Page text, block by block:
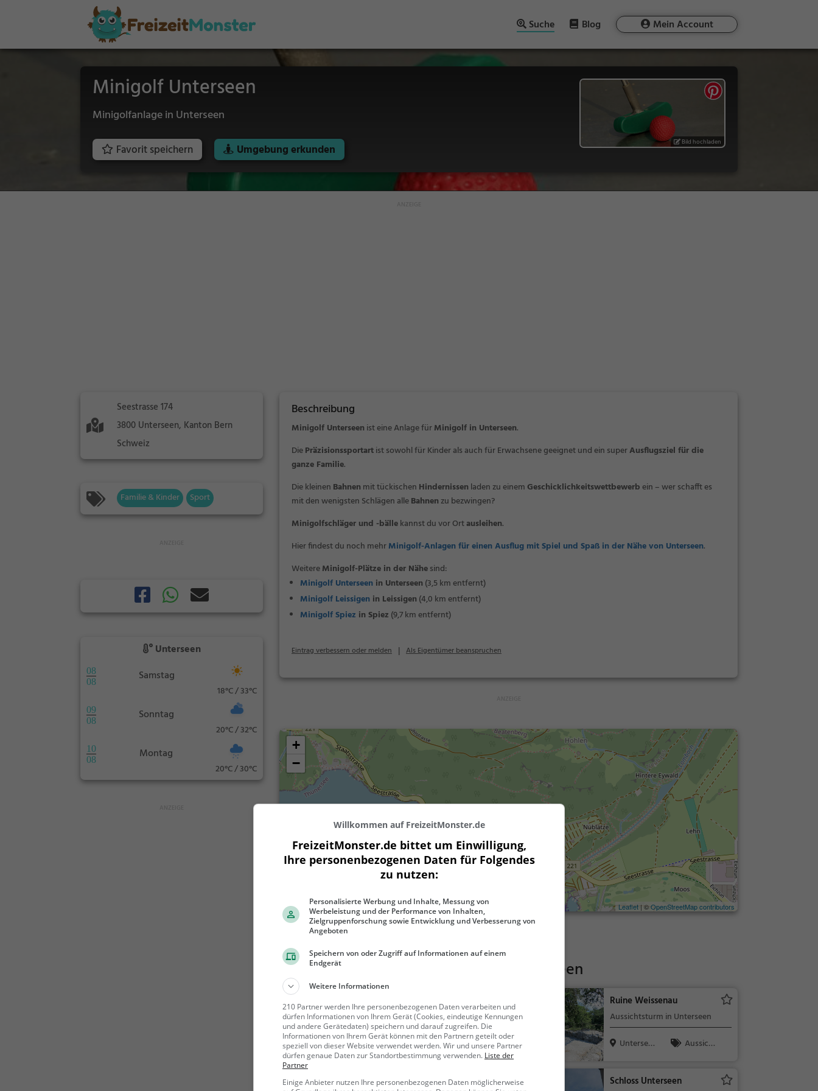
Suche Blog Mein Account
Minigolf Unterseen
Minigolfanlage in Unterseen
Favorit speichern Umgebung erkunden Bild hochladen
Seestrasse 174
3800 Unterseen, Kanton Bern
Schweiz
Familie & Kinder Sport
Unterseen
08
08
Samstag
18°C / 33°C
09
08
Sonntag
20°C / 32°C
10
08
Montag
20°C / 30°C
Beschreibung
Minigolf Unterseen ist eine Anlage fürMinigolf in Unterseen.
DiePräzisionssportartist sowohl für Kinder als auch für Erwachsene geeignet und ein superAusflugsziel für die
ganze Familie.
Die kleinen Bahnen mit tückischen Hindernissen laden zu einemGeschicklichkeitswettbewerbein – wer schafft es
mit den wenigsten Schlägen alleBahnenzu bezwingen?
Minigolfschläger und -bällekannst du vor Ortausleihen.
Hier findest du noch mehrMinigolf-Anlagen für einen Ausflug mit Spiel und Spaß in der Nähe von Unterseen.
WeitereMinigolf-Plätze in der Nähesind:
Minigolf Unterseen in Unterseen (3,5 km entfernt)
Minigolf Leissigen in Leissigen (4,0 km entfernt)
Minigolf Spiez in Spiez (9,7 km entfernt)
Eintrag verbessern oder melden | Als Eigentümer beanspruchen
+
−
1000 ft
Leaflet | ©OpenStreetMap contributors
Ähnliche Aktivitäten wie Minigolf Unterseen
Weissenauer
Beobachtungsturm
Aussichtsturm in Unterseen
Untersee
n, Schweiz
Aussicht
spunkt, Famil
Natur
Ruine Weissenau
Aussichtsturm in Unterseen
Untersee
Aussicht
Natur
St. Beatus-Höhlen Schloss Unterseen
Willkommen auf FreizeitMonster.de
FreizeitMonster.de bittet um Einwilligung,
Ihre personenbezogenen Daten für Folgendes
zu nutzen:
Personalisierte Werbung und Inhalte, Messung von
Werbeleistung und der Performance von Inhalten,
Zielgruppenforschung sowie Entwicklung und Verbesserung von
Angeboten
Speichern von oder Zugriff auf Informationen auf einem
Endgerät
Weitere Informationen
210 Partner werden Ihre personenbezogenen Daten verarbeiten und
dürfen Informationen von Ihrem Gerät (Cookies, eindeutige Kennungen
und andere Gerätedaten) speichern und darauf zugreifen. Die
Informationen von Ihrem Gerät können mit den Partnern geteilt oder
speziell von dieser Website verwendet werden. Wir und unsere Partner
dürfen genaue Daten zur Standortbestimmung verwenden. Liste der
Partner
Einige Anbieter nutzen Ihre personenbezogenen Daten möglicherweise